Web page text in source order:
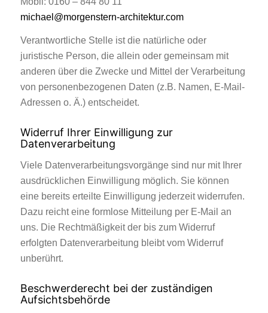
michael@morgenstern-architektur.com
Verantwortliche Stelle ist die natürliche oder
juristische Person, die allein oder gemeinsam mit
anderen über die Zwecke und Mittel der Verarbeitung
von personenbezogenen Daten (z.B. Namen, E-Mail-
Adressen o. Ä.) entscheidet.
Widerruf Ihrer Einwilligung zur
Datenverarbeitung
Viele Datenverarbeitungsvorgänge sind nur mit Ihrer
ausdrücklichen Einwilligung möglich. Sie können
eine bereits erteilte Einwilligung jederzeit widerrufen.
Dazu reicht eine formlose Mitteilung per E-Mail an
uns. Die Rechtmäßigkeit der bis zum Widerruf
erfolgten Datenverarbeitung bleibt vom Widerruf
unberührt.
Beschwerderecht bei der zuständigen
Aufsichtsbehörde